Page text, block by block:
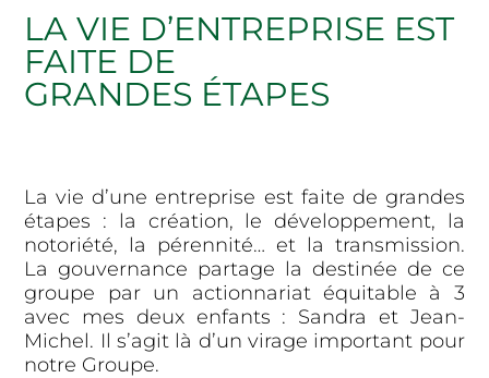
LA VIE D’ENTREPRISE EST
FAITE DE
GRANDES ÉTAPES
La vie d’une entreprise est faite de grandes
étapes : la création, le développement, la
notoriété, la pérennité… et la transmission.
La gouvernance partage la destinée de ce
groupe par un actionnariat équitable à 3
avec mes deux enfants : Sandra et Jean-
Michel. Il s’agit là d’un virage important pour
notre Groupe.